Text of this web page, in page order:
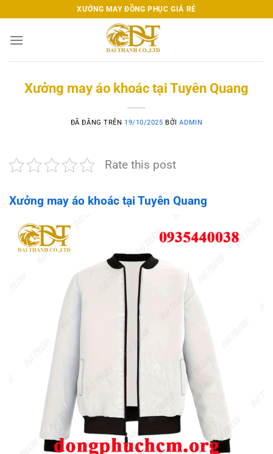
đến
nội
XƯỞNG MAY ĐỒNG PHỤC GIÁ RẺ
Xưởng may áo khoác tại Tuyên Quang
ĐÃ ĐĂNG TRÊN 19/10/2025 BỞIADMIN
Rate this post
Xưởng may áo khoác tại Tuyên Quang